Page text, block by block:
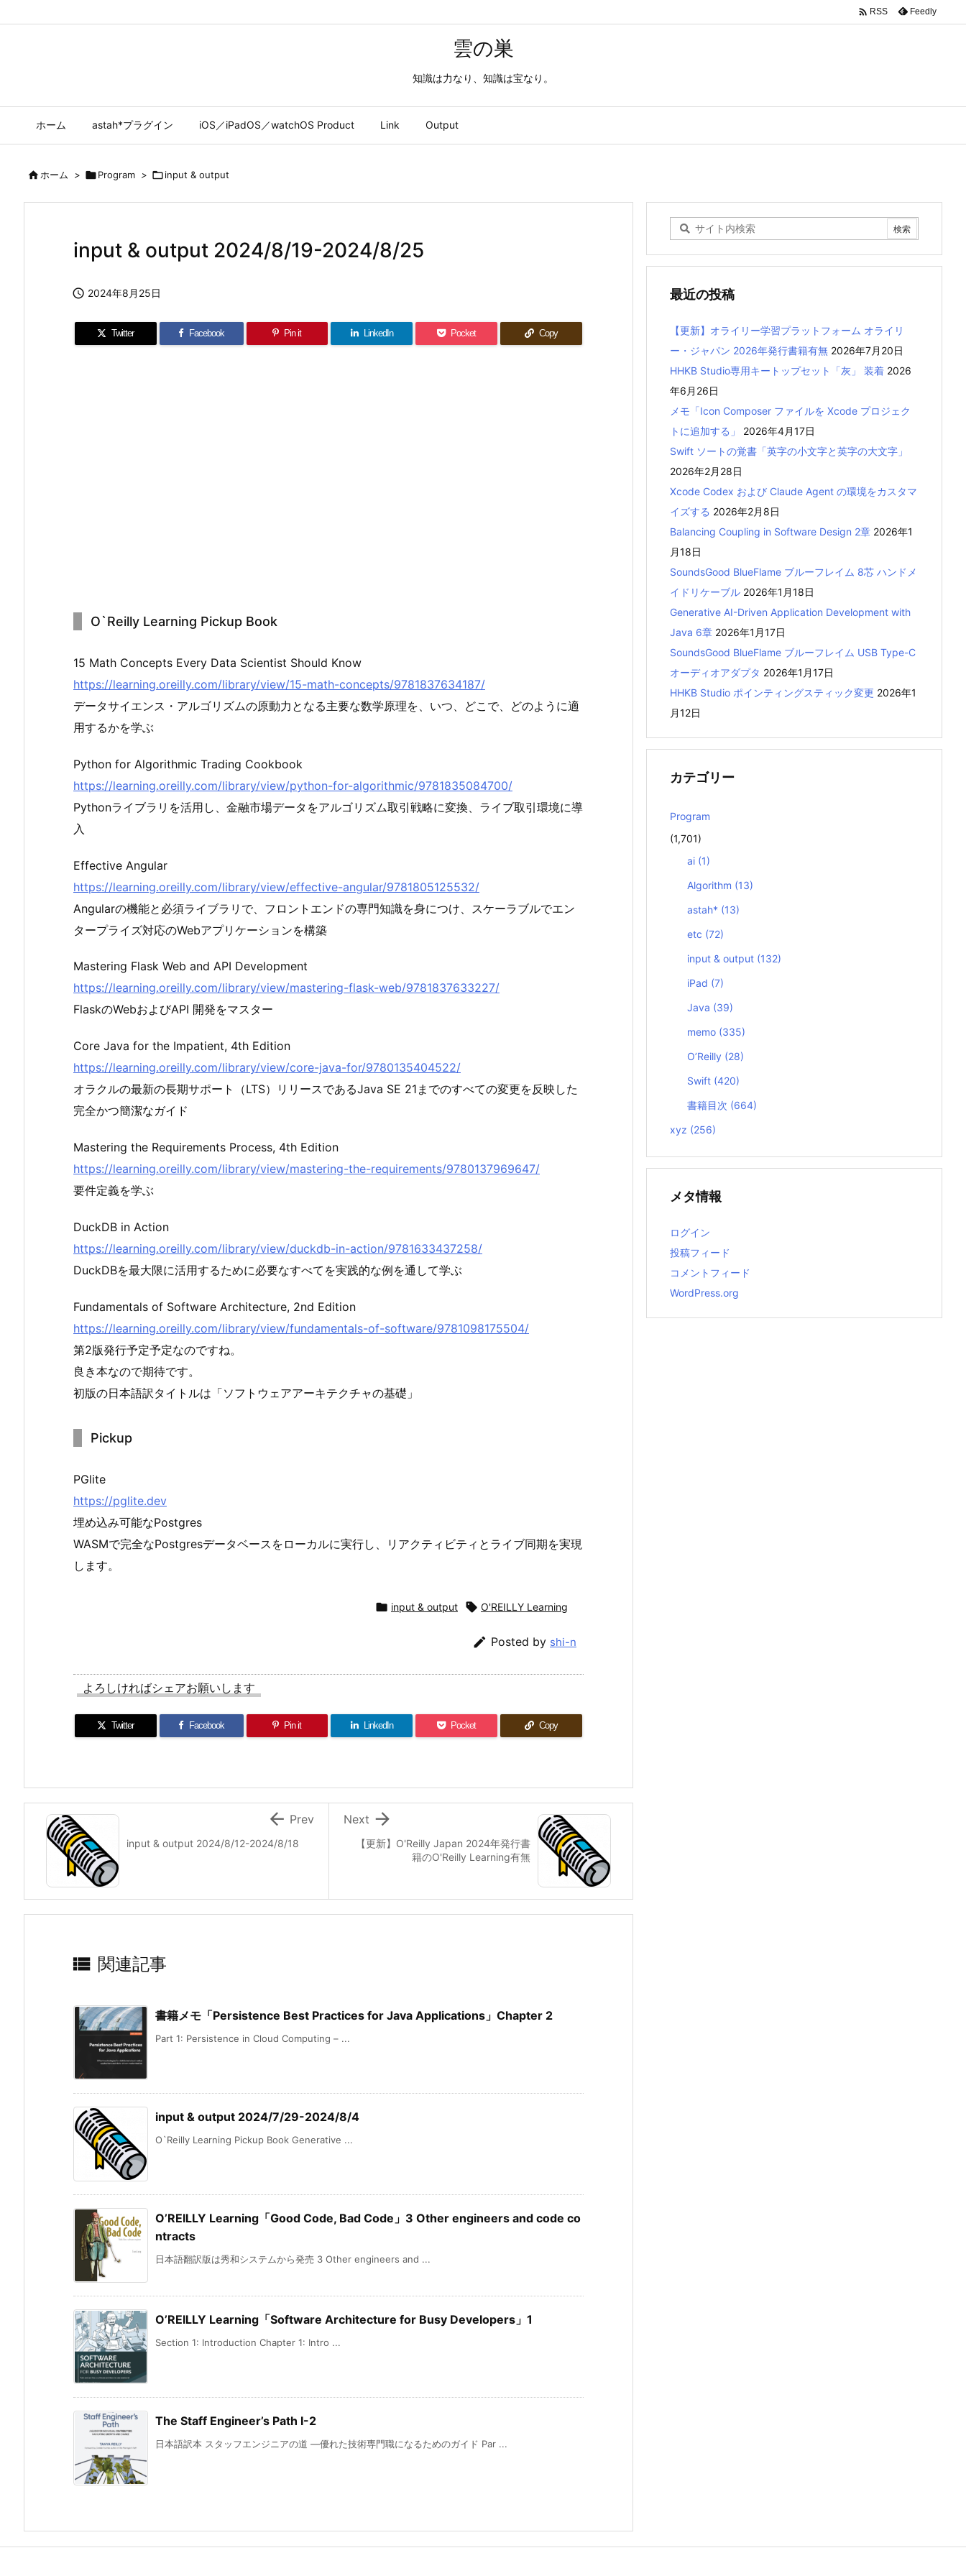
雲の巣
知識は力なり、知識は宝なり。
ホーム astah*プラグイン iOS／iPadOS／watchOS Product Link Output
 RSS Feedly
ホーム > Program > input & output
input & output 2024/8/19-2024/8/25
 2024年8月25日
Twitter Facebook Pin it LinkedIn Pocket Copy
O`Reilly Learning Pickup Book
15 Math Concepts Every Data Scientist Should Know
https://learning.oreilly.com/library/view/15-math-concepts/9781837634187/
データサイエンス・アルゴリズムの原動力となる主要な数学原理を、いつ、どこで、どのように適
用するかを学ぶ
Python for Algorithmic Trading Cookbook
https://learning.oreilly.com/library/view/python-for-algorithmic/9781835084700/
Pythonライブラリを活用し、金融市場データをアルゴリズム取引戦略に変換、ライブ取引環境に導
入
Effective Angular
https://learning.oreilly.com/library/view/effective-angular/9781805125532/
Angularの機能と必須ライブラリで、フロントエンドの専門知識を身につけ、スケーラブルでエン
タープライズ対応のWebアプリケーションを構築
Mastering Flask Web and API Development
https://learning.oreilly.com/library/view/mastering-flask-web/9781837633227/
FlaskのWebおよびAPI 開発をマスター
Core Java for the Impatient, 4th Edition
https://learning.oreilly.com/library/view/core-java-for/9780135404522/
オラクルの最新の長期サポート（LTS）リリースであるJava SE 21までのすべての変更を反映した
完全かつ簡潔なガイド
Mastering the Requirements Process, 4th Edition
https://learning.oreilly.com/library/view/mastering-the-requirements/9780137969647/
要件定義を学ぶ
DuckDB in Action
https://learning.oreilly.com/library/view/duckdb-in-action/9781633437258/
DuckDBを最大限に活用するために必要なすべてを実践的な例を通して学ぶ
Fundamentals of Software Architecture, 2nd Edition
https://learning.oreilly.com/library/view/fundamentals-of-software/9781098175504/
第2版発行予定予定なのですね。
良き本なので期待です。
初版の日本語訳タイトルは「ソフトウェアアーキテクチャの基礎」
Pickup
PGlite
https://pglite.dev
埋め込み可能なPostgres
WASMで完全なPostgresデータベースをローカルに実行し、リアクティビティとライブ同期を実現
します。
 input & output  O'REILLY Learning
 Posted by shi-n
よろしければシェアお願いします
Twitter Facebook Pin it LinkedIn Pocket Copy
【更新】O'Reilly Japan 2024年発行書
籍のO'Reilly Learning有無

Next
input & output 2024/8/12-2024/8/18
 Prev
 関連記事
書籍メモ「Persistence Best Practices for Java Applications」Chapter 2
Part 1: Persistence in Cloud Computing – ...
input & output 2024/7/29-2024/8/4
O`Reilly Learning Pickup Book Generative ...
O’REILLY Learning「Good Code, Bad Code」3 Other engineers and code co
ntracts
日本語翻訳版は秀和システムから発売 3 Other engineers and ...
O’REILLY Learning「Software Architecture for Busy Developers」1
Section 1: Introduction Chapter 1: Intro ...
The Staff Engineer’s Path I-2
日本語訳本 スタッフエンジニアの道 ―優れた技術専門職になるためのガイド Par ...
最近の投稿
【更新】オライリー学習プラットフォーム オライリ
ー・ジャパン 2026年発行書籍有無 2026年7月20日
HHKB Studio専用キートップセット「灰」 装着 2026
年6月26日
メモ「Icon Composer ファイルを Xcode プロジェク
トに追加する」
2026年4月17日
Swift ソートの覚書「英字の小文字と英字の大文字」
2026年2月28日
Xcode Codex および Claude Agent の環境をカスタマ
イズする 2026年2月8日
Balancing Coupling in Software Design 2章 2026年1
月18日
SoundsGood BlueFlame ブルーフレイム 8芯 ハンドメ
イドリケーブル 2026年1月18日
Generative AI-Driven Application Development with
Java 6章 2026年1月17日
SoundsGood BlueFlame ブルーフレイム USB Type-C
オーディオアダプタ 2026年1月17日
HHKB Studio ポインティングスティック変更 2026年1
月12日
カテゴリー
Program
(1,701)
ai (1)
Algorithm (13)
astah* (13)
etc (72)
input & output (132)
iPad (7)
Java (39)
memo (335)
O’Reilly (28)
Swift (420)
書籍目次 (664)
xyz (256)
メタ情報
ログイン
投稿フィード
コメントフィード
WordPress.org